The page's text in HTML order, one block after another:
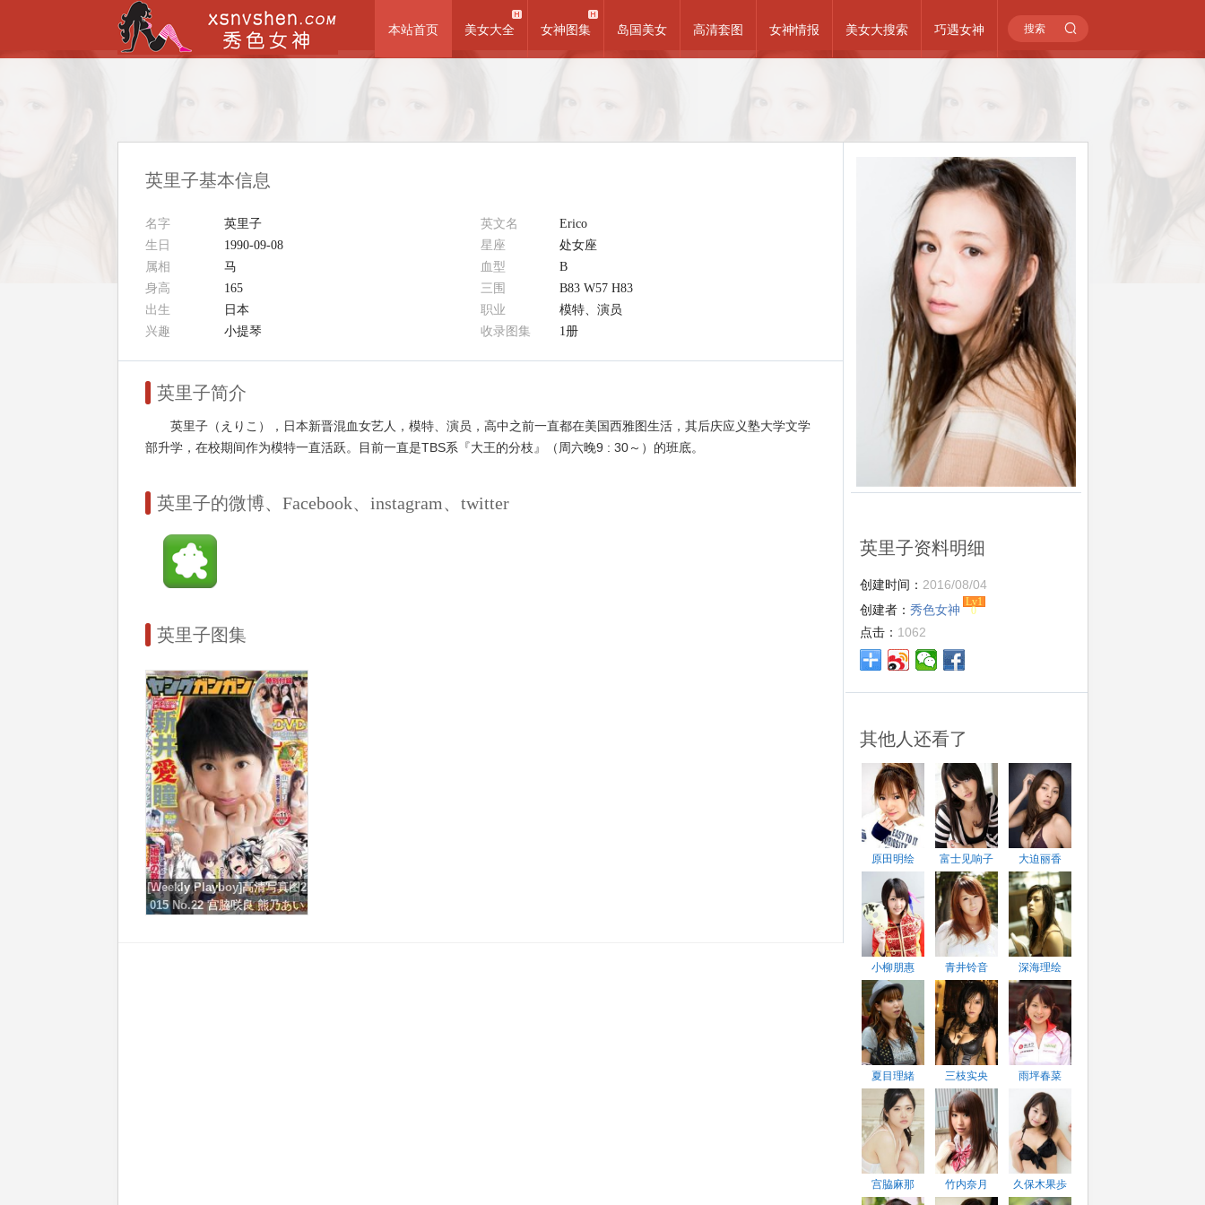
本站首页 美女大全 女神图集 岛国美女 高清套图 女神情报 美女大搜索 巧遇女神
英里子基本信息
名字 英里子 英文名
Erico
生日
1990-09-08 星座
处女座
属相
马 血型
B
身高
165 三围
B83 W57 H83
出生
日本 职业
模特、演员
兴趣
小提琴 收录图集 1册
英里子简介
英里子（えりこ），日本新晋混血女艺人，模特、演员，高中之前一直都在美国西雅图生活，其后庆应义塾大学文学
部升学，在校期间作为模特一直活跃。目前一直是TBS系『大王的分枝』（周六晚9 : 30～）的班底。
英里子的微博、Facebook、instagram、twitter
英里子图集
[Weekly Playboy]高清写真图2
015 No.22 宫脇咲良 熊乃あい
英里子资料明细
创建时间： 2016/08/04
创建者： 秀色女神
Lv1
0
点击： 1062
其他人还看了
原田明绘 富士见响子 大迫丽香
小柳朋惠 青井铃音 深海理绘
夏目理緒 三枝实央 雨坪春菜
宫脇麻那 竹内奈月 久保木果歩